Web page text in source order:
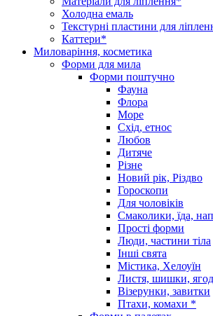
Холодна емаль
Текстурні пластини для
Каттери*
Миловаріння, косметика
Форми для мила
Форми поштучно
Фауна
Флора
Море
Схід, етнос
Любов
Дитяче
Різне
Новий рік, Різдво
Гороскопи
Для чоловіків
Смаколики, їда,
Прості форми
Люди, частини тіла
Інші свята
Містика, Хелоуїн
Листя, шишки,
Візерунки, завитки
Птахи, комахи *